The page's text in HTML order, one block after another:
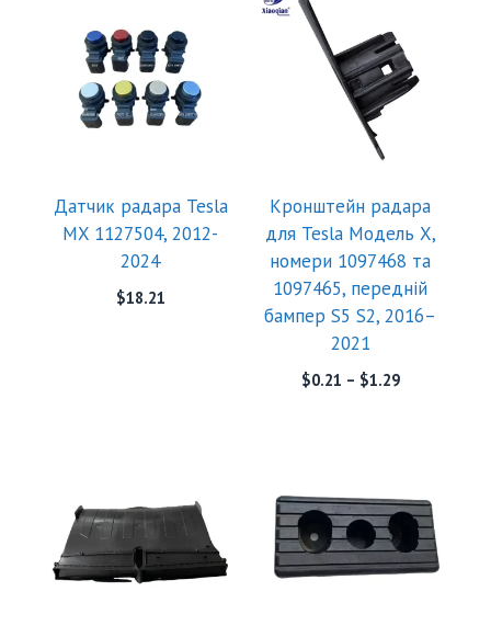
Датчик радара Tesla
MX 1127504, 2012-
2024
$18.21
Кронштейн радара
для Tesla Модель X,
номери 1097468 та
1097465, передній
бампер S5 S2, 2016–
2021
$0.21 – $1.29